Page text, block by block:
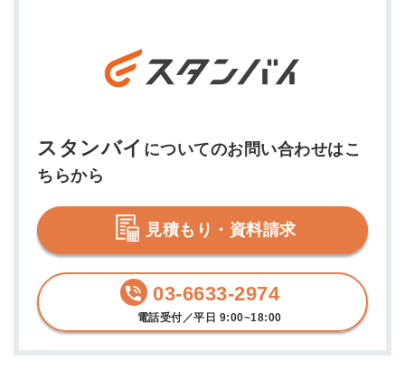
スタンバイ についてのお問い合わせはこ
ちらから
見積もり・資料請求
03-6633-2974
電話受付／平日 9:00~18:00